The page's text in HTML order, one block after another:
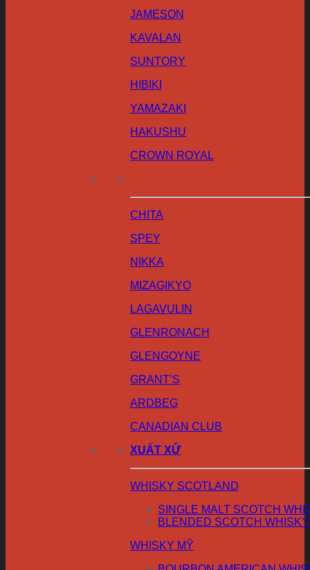
JAMESON
KAVALAN
SUNTORY
HIBIKI
YAMAZAKI
HAKUSHU
CROWN ROYAL
CHITA
SPEY
NIKKA
MIZAGIKYO
LAGAVULIN
GLENRONACH
GLENGOYNE
GRANT’S
ARDBEG
CANADIAN CLUB
XUẤT XỨ
WHISKY SCOTLAND
SINGLE MALT SCOTCH
BLENDED SCOTCH WHISKY
WHISKY MỸ